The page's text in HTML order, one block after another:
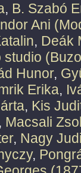
, B. Szabó
Ani
, Deák
studio
Hunor,
Erika,
, Kis
, Macsali
, Nagy
,